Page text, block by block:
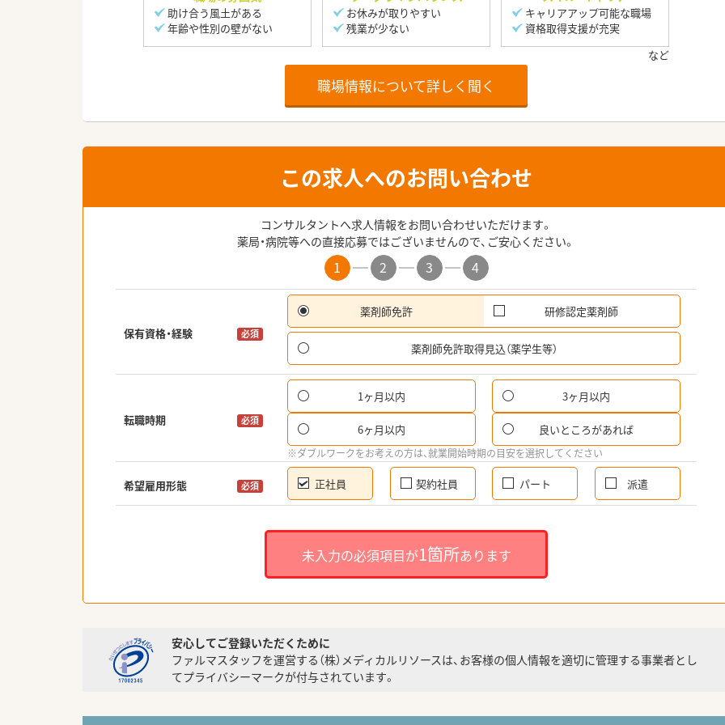
助け合う風土がある
年齢や性別の壁がない
お休みが取りやすい
残業が少ない
キャリアアップ可能な職場
資格取得支援が充実
職場情報について詳しく聞く
この求人へのお問い合わせ
コンサルタントへ求人情報をお問い合わせいただけます。
薬局・病院等への直接応募ではございませんので、ご安心ください。
1 2 3 4
保有資格・経験 必須
薬剤師免許 研修認定薬剤師
薬剤師免許取得見込（薬学生等）
転職時期 必須
1ヶ月以内 3ヶ月以内
6ヶ月以内 良いところがあれば
※ダブルワークをお考えの方は、就業開始時期の目安を選択してください
希望雇用形態 必須 正社員 契約社員 パート 派遣
未入力の必須項目が1箇所あります
安心してご登録いただくために
ファルマスタッフを運営する（株）メディカルリソースは、お客様の個人情報を適切に管理する事業者とし
てプライバシーマークが付与されています。